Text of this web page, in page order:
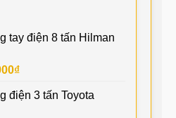
tay điện 8 tấn Hilman
₫
điện 3 tấn Toyota